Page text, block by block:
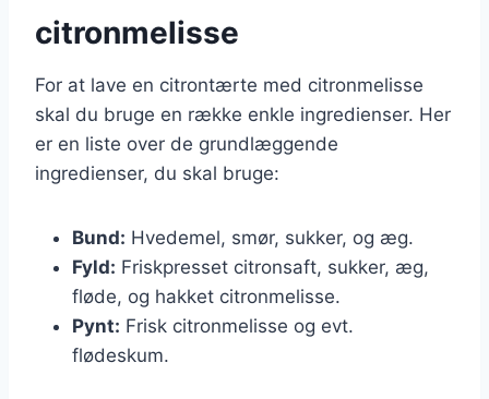
citronmelisse
For at lave en citrontærte med citronmelisse
skal du bruge en række enkle ingredienser. Her
er en liste over de grundlæggende
ingredienser, du skal bruge:
Bund: Hvedemel, smør, sukker, og æg.
Fyld: Friskpresset citronsaft, sukker, æg,
fløde, og hakket citronmelisse.
Pynt: Frisk citronmelisse og evt.
flødeskum.